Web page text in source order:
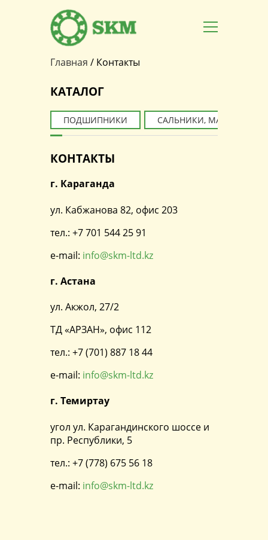
Главная / Контакты
КАТАЛОГ
ПОДШИПНИКИ САЛЬНИКИ, МАНЖЕТЫ
КОНТАКТЫ
г. Караганда
ул. Кабжанова 82, офис 203
тел.: +7 701 544 25 91
e-mail: info@skm-ltd.kz
г. Астана
ул. Акжол, 27/2
ТД «АРЗАН», офис 112
тел.: +7 (701) 887 18 44
e-mail: info@skm-ltd.kz
г. Темиртау
угол ул. Карагандинского шоссе и
пр. Республики, 5
тел.: +7 (778) 675 56 18
e-mail: info@skm-ltd.kz